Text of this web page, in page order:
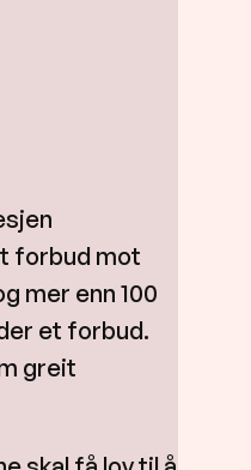
forbud mot
mer enn 100
et forbud.
greit